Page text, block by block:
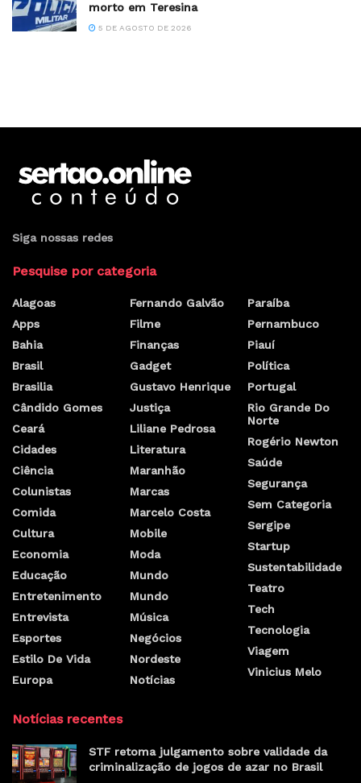
morto em Teresina
5 DE AGOSTO DE 2026
Siga nossas redes
Pesquise por categoria
Alagoas
Apps
Bahia
Brasil
Brasilia
Cândido Gomes
Ceará
Cidades
Ciência
Colunistas
Comida
Cultura
Economia
Educação
Entretenimento
Entrevista
Esportes
Estilo De Vida
Europa
Fernando Galvão
Filme
Finanças
Gadget
Gustavo Henrique
Justiça
Liliane Pedrosa
Literatura
Maranhão
Marcas
Marcelo Costa
Mobile
Moda
Mundo
Mundo
Música
Negócios
Nordeste
Notícias
Paraíba
Pernambuco
Piauí
Política
Portugal
Rio Grande Do
Norte
Rogério Newton
Saúde
Segurança
Sem Categoria
Sergipe
Startup
Sustentabilidade
Teatro
Tech
Tecnologia
Viagem
Vinicius Melo
Notícias recentes
STF retoma julgamento sobre validade da
criminalização de jogos de azar no Brasil